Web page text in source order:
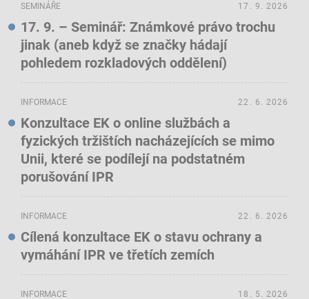
SEMINÁŘE
17. 9. – Seminář: Známkové právo trochu
jinak (aneb když se značky hádají
pohledem rozkladových oddělení)
17. 9. 2026
INFORMACE
Konzultace EK o online službách a
fyzických tržištích nacházejících se mimo
Unii, které se podílejí na podstatném
porušování IPR
22. 6. 2026
INFORMACE
Cílená konzultace EK o stavu ochrany a
vymáhání IPR ve třetích zemích
22. 6. 2026
INFORMACE 18. 5. 2026